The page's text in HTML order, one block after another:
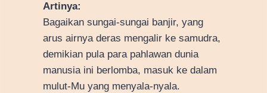
Artinya:
Bagaikan sungai-sungai banjir, yang
arus airnya deras mengalir ke samudra,
demikian pula para pahlawan dunia
manusia ini berlomba, masuk ke dalam
mulut-Mu yang menyala-nyala.